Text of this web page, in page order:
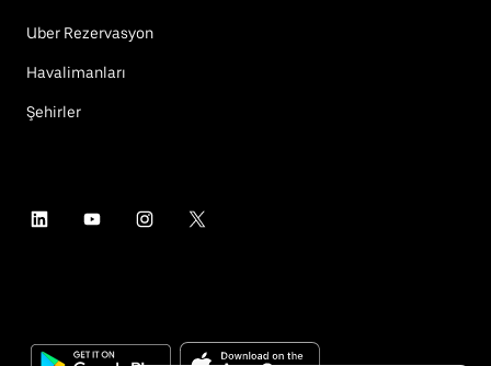
Uber Rezervasyon
Havalimanları
Şehirler